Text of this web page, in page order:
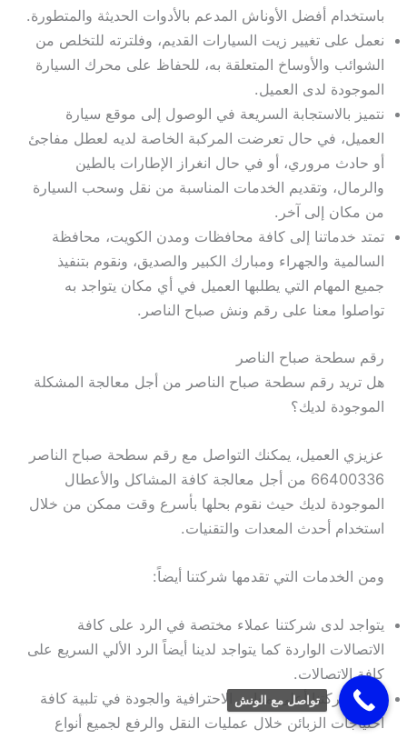
باستخدام أفضل الأوناش المدعم بالأدوات الحديثة والمتطورة.
نعمل على تغيير زيت السيارات القديم، وفلترته للتخلص من
الشوائب والأوساخ المتعلقة به، للحفاظ على محرك السيارة
الموجودة لدى العميل.
نتميز بالاستجابة السريعة في الوصول إلى موقع سيارة
العميل، في حال تعرضت المركبة الخاصة لديه لعطل مفاجئ
أو حادث مروري، أو في حال انغراز الإطارات بالطين
والرمال، وتقديم الخدمات المناسبة من نقل وسحب السيارة
من مكان إلى آخر.
تمتد خدماتنا إلى كافة محافظات ومدن الكويت، محافظة
السالمية والجهراء ومبارك الكبير والصديق، ونقوم بتنفيذ
جميع المهام التي يطلبها العميل في أي مكان يتواجد به
تواصلوا معنا على رقم ونش صباح الناصر.
رقم سطحة صباح الناصر
هل تريد رقم سطحة صباح الناصر من أجل معالجة المشكلة
الموجودة لديك؟
عزيزي العميل، يمكنك التواصل مع رقم سطحة صباح الناصر
66400336 من أجل معالجة كافة المشاكل والأعطال
الموجودة لديك حيث نقوم بحلها بأسرع وقت ممكن من خلال
استخدام أحدث المعدات والتقنيات.
ومن الخدمات التي تقدمها شركتنا أيضاً:
يتواجد لدى شركتنا عملاء مختصة في الرد على كافة
الاتصالات الواردة كما يتواجد لدينا أيضاً الرد الألي السريع على
كافة الاتصالات.
تقدم شركتنا أعلى معايير الاحترافية والجودة في تلبية كافة
احتياجات الزبائن خلال عمليات النقل والرفع لجميع أنواع
تواصل مع الونش